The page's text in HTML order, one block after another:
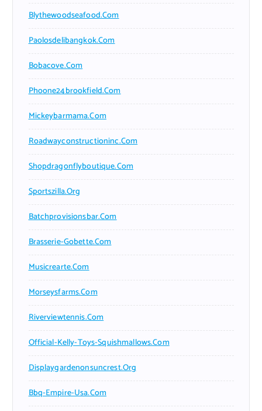
Blythewoodseafood.com
Paolosdelibangkok.com
Bobacove.com
Phoone24brookfield.com
Mickeybarmama.com
Roadwayconstructioninc.com
Shopdragonflyboutique.com
Sportszilla.org
Batchprovisionsbar.com
Brasserie-Gobette.com
Musicrearte.com
Morseysfarms.com
Riverviewtennis.com
Official-Kelly-Toys-Squishmallows.com
Displaygardenonsuncrest.org
Bbq-Empire-Usa.com